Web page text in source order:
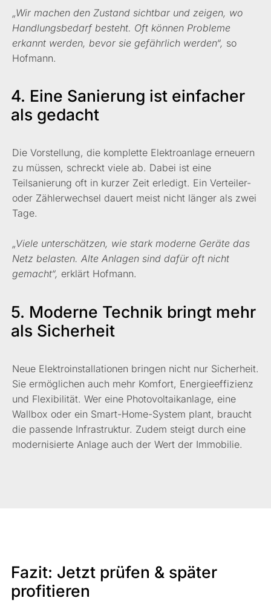
„Wir machen den Zustand sichtbar und zeigen, wo
Handlungsbedarf besteht. Oft können Probleme
erkannt werden, bevor sie gefährlich werden“, so
Hofmann.
4. Eine Sanierung ist einfacher
als gedacht
Die Vorstellung, die komplette Elektroanlage erneuern
zu müssen, schreckt viele ab. Dabei ist eine
Teilsanierung oft in kurzer Zeit erledigt. Ein Verteiler-
oder Zählerwechsel dauert meist nicht länger als zwei
Tage.
„Viele unterschätzen, wie stark moderne Geräte das
Netz belasten. Alte Anlagen sind dafür oft nicht
gemacht“, erklärt Hofmann.
5. Moderne Technik bringt mehr
als Sicherheit
Neue Elektroinstallationen bringen nicht nur Sicherheit.
Sie ermöglichen auch mehr Komfort, Energieeffizienz
und Flexibilität. Wer eine Photovoltaikanlage, eine
Wallbox oder ein Smart-Home-System plant, braucht
die passende Infrastruktur. Zudem steigt durch eine
modernisierte Anlage auch der Wert der Immobilie.
Fazit: Jetzt prüfen & später
profitieren